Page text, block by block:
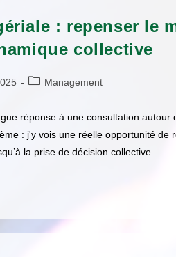
: repenser le
collective
Management
réponse à une consultation autour
: j'y vois une réelle opportunité
la prise de décision collective.